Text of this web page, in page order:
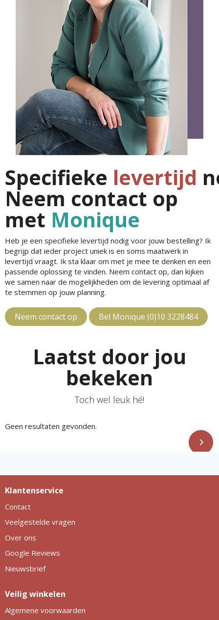
Specifieke levertijd
Neem contact op
met Monique
Heb je een specifieke levertijd nodig voor jouw bestelling? Ik
begrijp dat ieder project uniek is en soms maatwerk in
levertijd vraagt. Ik sta klaar om met je mee te denken en een
passende oplossing te vinden. Neem contact op, dan kijken
we samen naar de mogelijkheden om de levering optimaal af
te stemmen op jouw planning.
Neem contact op Bel Monique (0)10 3228484
Laatst door jou
bekeken
Toch wel leuk hé!
Geen resultaten gevonden.
Klantenservice
Contact
Veelgestelde vragen
Over ons
Google Reviews
Nieuwsbrief
Veilig winkelen
Algemene voorwaarden